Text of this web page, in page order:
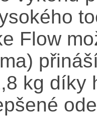
Flow
kg díky